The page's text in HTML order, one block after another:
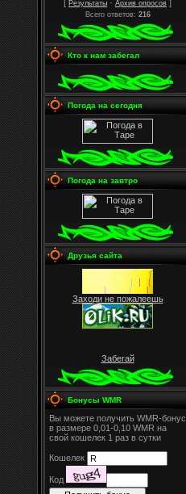
[ Результаты · Архив опросов ]
Всего ответов: 216
Кто к нам забегал
Погода на сегодня
Погода на завтро
Друзья сайта
Заходи не пожалеешь
Забегай
Бонусы WMR
Вы можете получить WMR-бонус
в размере 0,01-0,10 WMR на
свой кошелек 1 раз в сутки
Кошелек
Код